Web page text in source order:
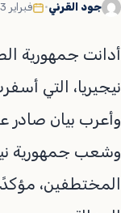
جود القرني• فبراير 23, 2026
أدانت جمهورية
نيجيريا، التي
وأعرب بيان صادر
وشعب جمهورية
المختطفين،